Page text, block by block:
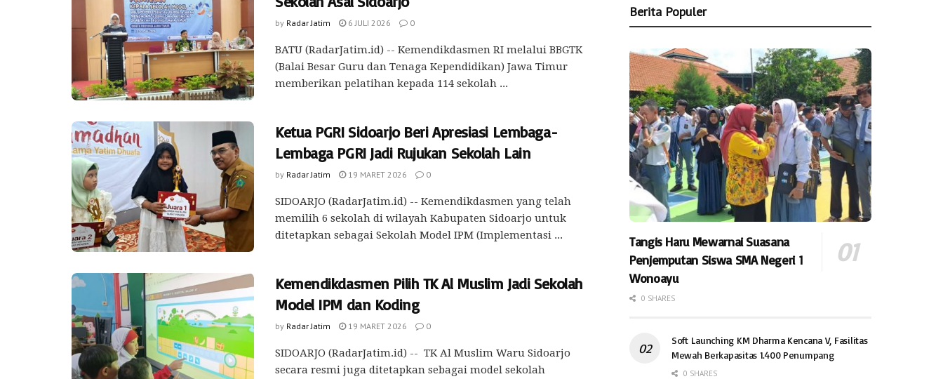
by Radar Jatim 6 JULI 2026 0
BATU (RadarJatim.id) -- Kemendikdasmen RI melalui BBGTK
(Balai Besar Guru dan Tenaga Kependidikan) Jawa Timur
memberikan pelatihan kepada 114 sekolah ...
Ketua PGRI Sidoarjo Beri Apresiasi Lembaga-
Lembaga PGRI Jadi Rujukan Sekolah Lain
by Radar Jatim 19 MARET 2026 0
SIDOARJO (RadarJatim.id) -- Kemendikdasmen yang telah
memilih 6 sekolah di wilayah Kabupaten Sidoarjo untuk
ditetapkan sebagai Sekolah Model IPM (Implementasi ...
Kemendikdasmen Pilih TK Al Muslim Jadi Sekolah
Model IPM dan Koding
by Radar Jatim 19 MARET 2026 0
SIDOARJO (RadarJatim.id) -- TK Al Muslim Waru Sidoarjo
secara resmi juga ditetapkan sebagai model sekolah
Berita Populer
Tangis Haru Mewarnai Suasana
Penjemputan Siswa SMA Negeri 1
Wonoayu
0 SHARES
Soft Launching KM Dharma Kencana V, Fasilitas
Mewah Berkapasitas 1.400 Penumpang
0 SHARES